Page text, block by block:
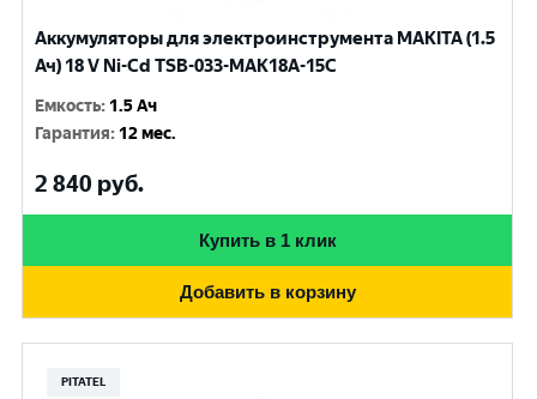
Аккумуляторы для электроинструмента MAKITA (1.5
Ач) 18 V Ni-Cd TSB-033-MAK18A-15C
Емкость: 1.5 Ач
Гарантия: 12 мес.
2 840 руб.
Купить в 1 клик
Добавить в корзину
PITATEL